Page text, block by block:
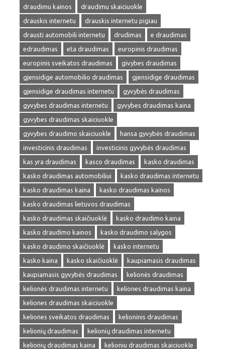
draudimu kainos
draudimu skaiciuokle
drauskis internetu
drauskis internetu pigiau
drausti automobili internetu
drudimas
e draudimas
edraudimas
eta draudimas
europinis draudimas
europinis sveikatos draudimas
givybes draudimas
gjensidige automobilio draudimas
gjensidige draudimas
gjensidige draudimas internetu
gyvybės draudimas
gyvybes draudimas internetu
gyvybes draudimas kaina
gyvybes draudimas skaiciuokle
gyvybes draudimo skaiciuokle
hansa gyvybės draudimas
investicinis draudimas
investicinis gyvybės draudimas
kas yra draudimas
kasco draudimas
kasko draudimas
kasko draudimas automobiliui
kasko draudimas internetu
kasko draudimas kaina
kasko draudimas kainos
kasko draudimas lietuvos draudimas
kasko draudimas skaičiuoklė
kasko draudimo kaina
kasko draudimo kainos
kasko draudimo salygos
kasko draudimo skaičiuoklė
kasko internetu
kasko kaina
kasko skaičiuoklė
kaupiamasis draudimas
kaupiamasis gyvybės draudimas
kelionės draudimas
kelionės draudimas internetu
keliones draudimas kaina
keliones draudimas skaiciuokle
keliones sveikatos draudimas
kelioninis draudimas
kelionių draudimas
kelionių draudimas internetu
kelionių draudimas kaina
kelioniu draudimas skaiciuokle